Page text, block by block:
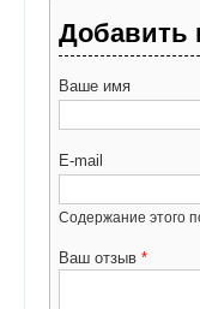
Добавить
Ваше имя
E-mail
Содержание этого
Ваш отзыв *